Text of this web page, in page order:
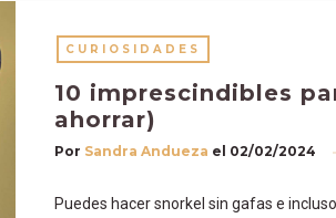
CURIOSIDADES
10 imprescindibles
ahorrar)
Por Sandra Andueza el 02/02/2024
Puedes hacer snorkel sin gafas e